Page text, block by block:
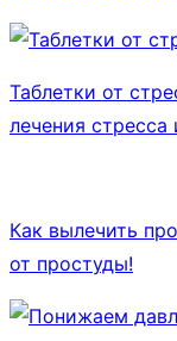
Таблетки от
лечения стресса
Как вылечить
от простуды!